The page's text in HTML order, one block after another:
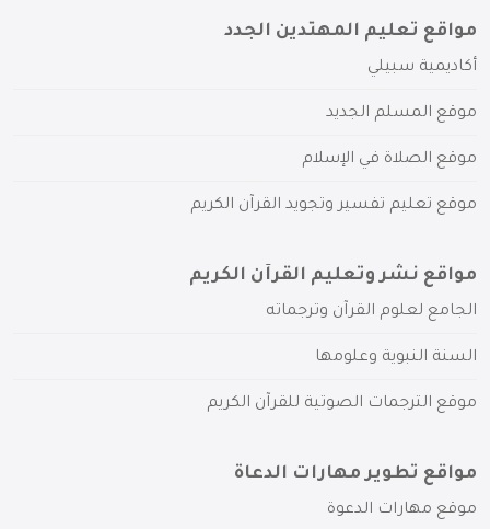
مواقع تعليم المهتدين الجدد
أكاديمية سبيلي
موقع المسلم الجديد
موقع الصلاة في الإسلام
موقع تعليم تفسير وتجويد القرآن الكريم
مواقع نشر وتعليم القرآن الكريم
الجامع لعلوم القرآن وترجماته
السنة النبوية وعلومها
موقع الترجمات الصوتية للقرآن الكريم
مواقع تطوير مهارات الدعاة
موقع مهارات الدعوة